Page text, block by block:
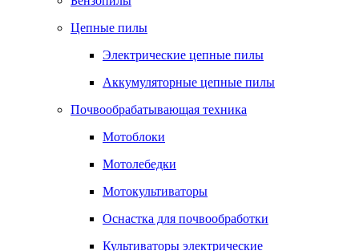
Цепные пилы
Электрические цепные пилы
Аккумуляторные цепные пилы
Почвообрабатывающая техника
Мотоблоки
Мотолебедки
Мотокультиваторы
Оснастка для почвообработки
Культиваторы электрические